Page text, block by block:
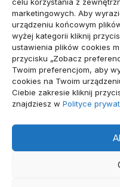
marketingowych. Aby
urządzeniu końcowym
wyżej kategorii kliknij
ustawienia plików cookies
przycisku „Zobacz
Twoim preferencjom, aby
cookies na Twoim
Ciebie zakresie kliknij
znajdziesz w Polityce
Inne (89)
Moda, Lifestyle(23)
Motoryzacja(48)
Sport, Turystyka(54)
Technologie(19)